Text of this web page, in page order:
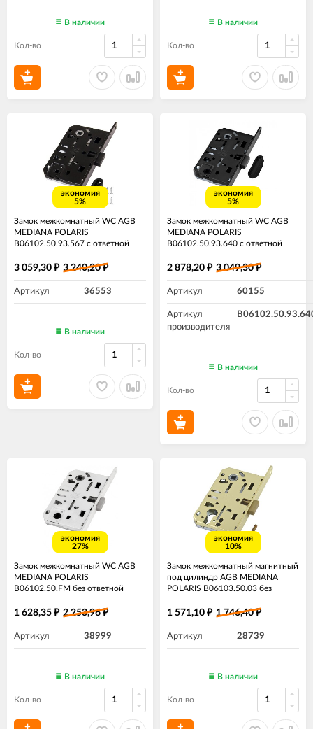
В наличии
Кол-во
В наличии
Кол-во
экономия
5%
Замок межкомнатный WC AGB
MEDIANA POLARIS
B06102.50.93.567 с ответной
3 059,30 ₽ 3 240,20₽
Артикул 36553
В наличии
Кол-во
экономия
5%
Замок межкомнатный WC AGB
MEDIANA POLARIS
B06102.50.93.640 с ответной
2 878,20 ₽ 3 049,30₽
Артикул 60155
Артикул
производителя
В наличии
Кол-во
экономия
27%
Замок межкомнатный WC AGB
MEDIANA POLARIS
B06102.50.FM без ответной
1 628,35 ₽ 2 253,96₽
Артикул 38999
В наличии
Кол-во
экономия
10%
Замок межкомнатный магнитный
под цилиндр AGB MEDIANA
POLARIS B06103.50.03 без
1 571,10 ₽ 1 746,40₽
Артикул 28739
В наличии
Кол-во